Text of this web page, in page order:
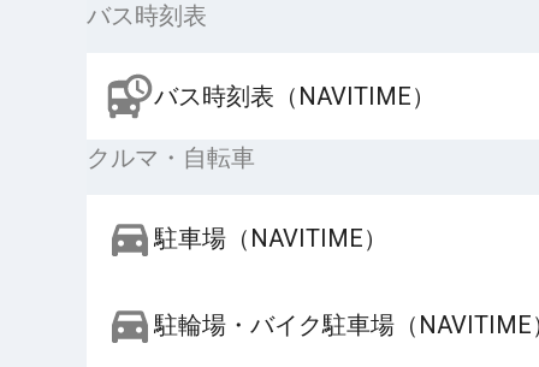
バス時刻表
バス時刻表（NAVITIME）
クルマ・自転車
駐車場（NAVITIME）
駐輪場・バイク駐車場（NAVITIME